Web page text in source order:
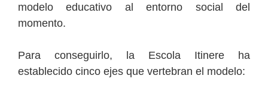
modelo educativo al entorno social del
momento.
Para conseguirlo, la Escola Itinere ha
establecido cinco ejes que vertebran el modelo: